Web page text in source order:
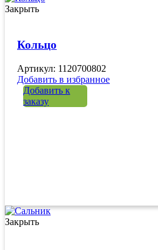
Закрыть
Кольцо
Артикул: 1120700802
Добавить в избранное
Добавить к
заказу
Закрыть